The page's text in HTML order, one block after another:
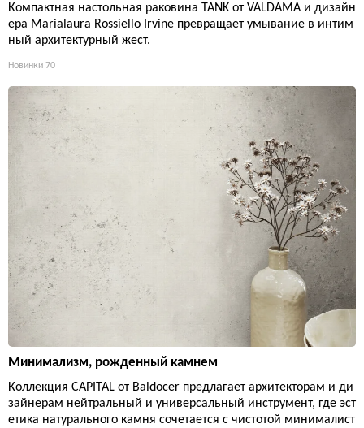
Компактная настольная раковина TANK от VALDAMA и дизайн
ера Marialaura Rossiello Irvine превращает умывание в интим
ный архитектурный жест.
Новинки 70
Минимализм, рожденный камнем
Коллекция CAPITAL от Baldocer предлагает архитекторам и ди
зайнерам нейтральный и универсальный инструмент, где эст
етика натурального камня сочетается с чистотой минималист